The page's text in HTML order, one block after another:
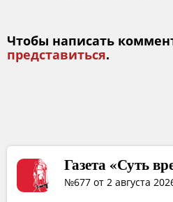
Чтобы написать
представиться.
Газета «Суть
№677 от 2 августа